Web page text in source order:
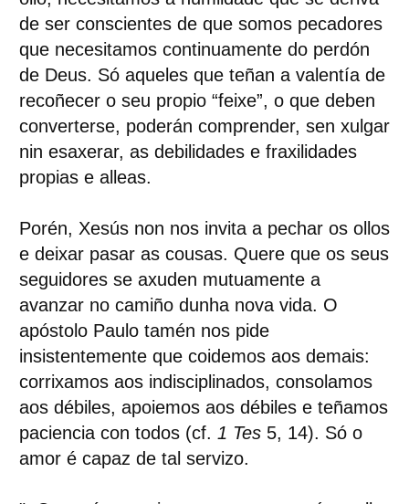
de ser conscientes de que somos pecadores
que necesitamos continuamente do perdón
de Deus. Só aqueles que teñan a valentía de
recoñecer o seu propio “feixe”, o que deben
converterse, poderán comprender, sen xulgar
nin esaxerar, as debilidades e fraxilidades
propias e alleas.
Porén, Xesús non nos invita a pechar os ollos
e deixar pasar as cousas. Quere que os seus
seguidores se axuden mutuamente a
avanzar no camiño dunha nova vida. O
apóstolo Paulo tamén nos pide
insistentemente que coidemos aos demais:
corrixamos aos indisciplinados, consolamos
aos débiles, apoiemos aos débiles e teñamos
paciencia con todos (cf. 1 Tes5, 14). Só o
amor é capaz de tal servizo.